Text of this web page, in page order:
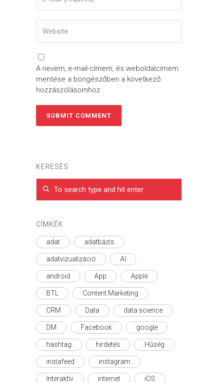
A nevem, e-mail-címem, és weboldalcímem
mentése a böngészőben a következő
hozzászólásomhoz.
KERESÉS
CÍMKÉK
adat adatbázis
adatvizualizáció AI
android App Apple
BTL Content Marketing
CRM Data data science
DM Facebook google
hashtag hirdetés Hűség
instafeed instagram
Interaktív internet iOS